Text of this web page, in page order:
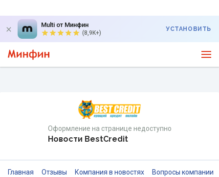
Multi от Минфин
(8,9K+)
УСТАНОВИТЬ
Оформление на странице недоступно
Новости BestCredit
Главная Отзывы Компания в новостях Вопросы компании